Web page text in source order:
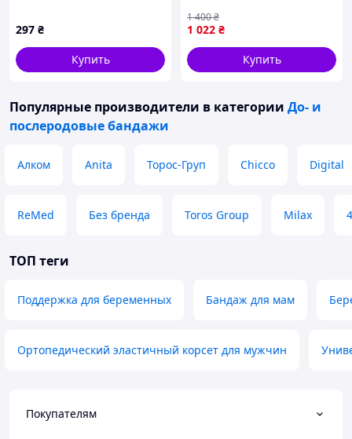
Комплектация:
Бандаж для
Упаковка.
297 ₴
Купить
1 022 ₴
1 400₴
Купить
Популярные производители в категории До- и
послеродовые бандажи
Алком Anita Торос-Груп Chicco Digital
ReMed Без бренда Toros Group Milax
ТОП теги
Поддержка для беременных Бандаж для мам
Ортопедический эластичный корсет для мужчин
Покупателям